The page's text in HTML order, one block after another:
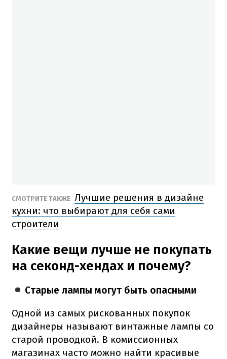
СМОТРИТЕ ТАКЖЕ Лучшие решения в дизайне
кухни: что выбирают для себя сами
строители
Какие вещи лучше не покупать
на секонд-хендах и почему?
Старые лампы могут быть опасными
Одной из самых рискованных покупок
дизайнеры называют винтажные лампы со
старой проводкой. В комиссионных
магазинах часто можно найти красивые